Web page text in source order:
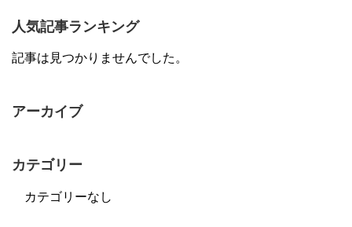
人気記事ランキング
記事は見つかりませんでした。
アーカイブ
カテゴリー
カテゴリーなし